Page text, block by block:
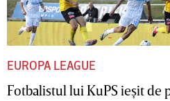
EUROPA LEAGUE
Fotbalistul lui KuPS ieşit de